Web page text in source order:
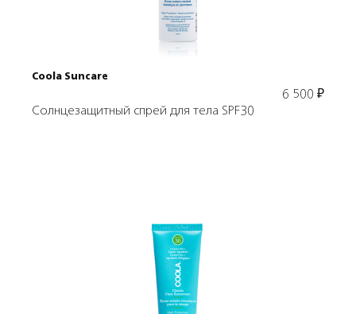
Coola Suncare
6 500 ₽
Солнцезащитный спрей для тела SPF30
Подробнее